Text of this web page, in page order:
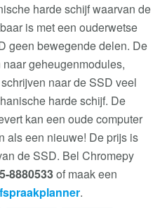
harde schijf waarvan de
is met een ouderwetse
geen bewegende delen. De
geheugenmodules,
naar de SSD veel
harde schijf. De
kan een oude computer
als een nieuwe! De prijs is
de SSD. Bel Chromepy
8880533of maak een
.